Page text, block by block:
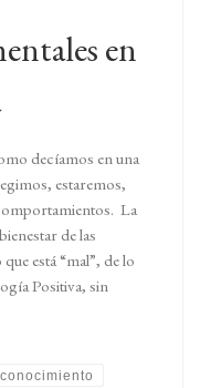
en
decíamos en una
estaremos,
La
de las
está “mal”, de lo
Positiva, sin